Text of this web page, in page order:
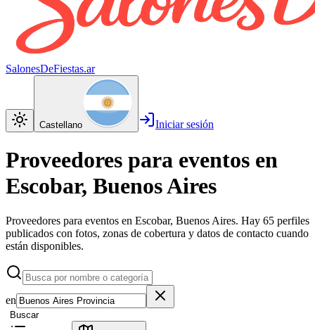
SalonesDeFiestas.ar
Castellano Iniciar sesión
Proveedores para eventos en
Escobar, Buenos Aires
Proveedores para eventos en Escobar, Buenos Aires. Hay 65 perfiles
publicados con fotos, zonas de cobertura y datos de contacto cuando
están disponibles.
en
Buscar